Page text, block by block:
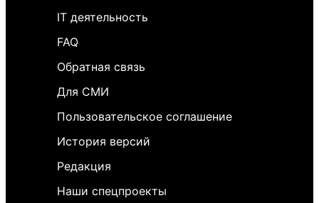
IT деятельность
FAQ
Обратная связь
Для СМИ
Пользовательское соглашение
История версий
Редакция
Наши спецпроекты